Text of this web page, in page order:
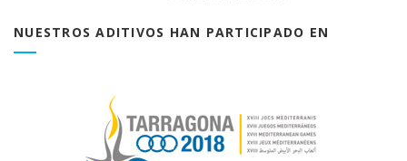
NUESTROS ADITIVOS HAN PARTICIPADO EN